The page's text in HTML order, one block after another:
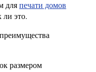
дляпечати домов
ли это.
размером